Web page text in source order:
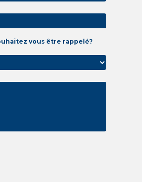
vous être rappelé?